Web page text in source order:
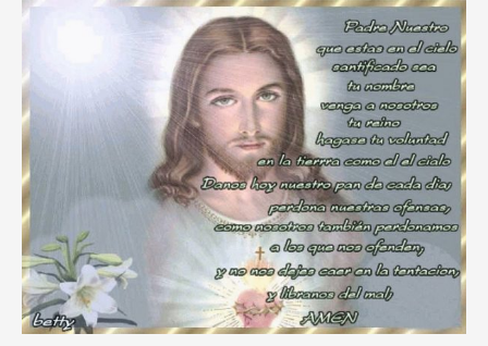
María